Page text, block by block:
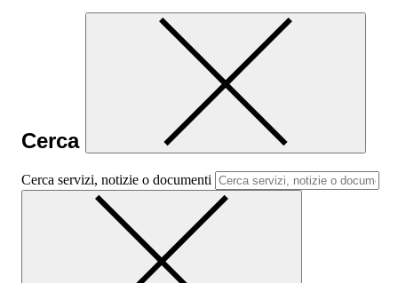
Cerca
Cerca servizi, notizie o documenti